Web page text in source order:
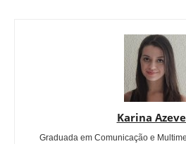
Karina
Graduada em Comunicação e